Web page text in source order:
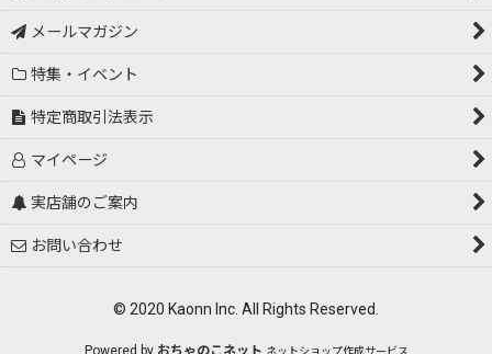
メールマガジン
特集・イベント
特定商取引法表示
マイページ
実店舗のご案内
お問い合わせ
© 2020 Kaonn Inc. All Rights Reserved.
Powered by おちゃのこネット ネットショップ作成サービス